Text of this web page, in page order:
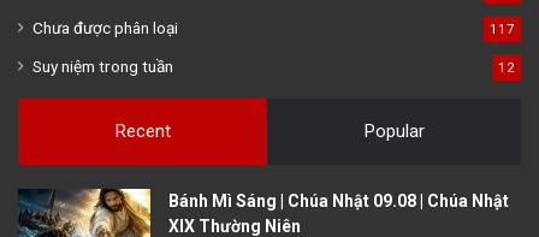
Chưa được phân loại 117
Suy niệm trong tuần 12
Recent Popular
Bánh Mì Sáng | Chúa Nhật 09.08 | Chúa Nhật
XIX Thường Niên